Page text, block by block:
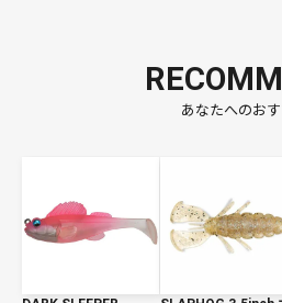
あなたへのお